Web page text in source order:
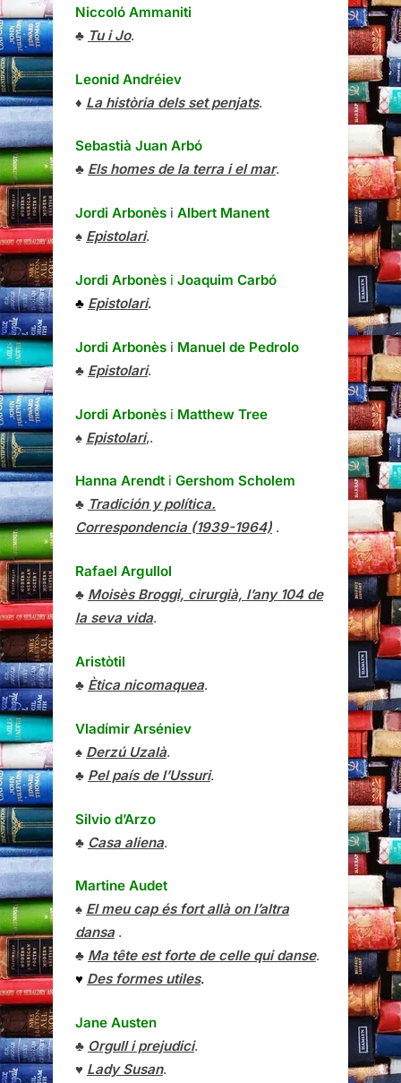
Niccoló Ammaniti
♣ Tu i Jo.
Leonid Andréiev
♦ La història dels set penjats.
Sebastià Juan Arbó
♣ Els homes de la terra i el mar.
Jordi Arbonès i Albert Manent
♠ Epistolari.
Jordi Arbonès i Joaquim Carbó
♣ Epistolari.
Jordi Arbonès i Manuel de Pedrolo
♣ Epistolari.
Jordi Arbonès i Matthew Tree
♠ Epistolari,.
Hanna Arendt i Gershom Scholem
♣ Tradición y política.
Correspondencia (1939-1964) .
Rafael Argullol
♣ Moisès Broggi, cirurgià, l’any 104 de
la seva vida.
Aristòtil
♣ Ètica nicomaquea.
Vladímir Arséniev
♠ Derzú Uzalà.
♣ Pel país de l’Ussuri.
Silvio d’Arzo
♣ Casa aliena.
Martine Audet
♠ El meu cap és fort allà on l’altra
dansa.
♣ Ma tête est forte de celle qui danse.
♥ Des formes utiles.
Jane Austen
♣ Orgull i prejudici.
♥ Lady Susan.